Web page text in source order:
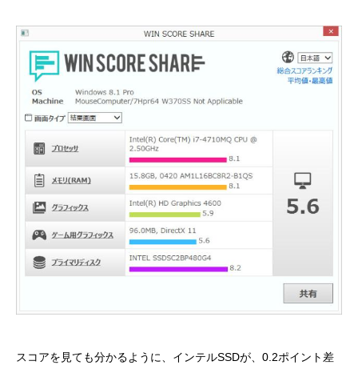
スコアを見ても分かるように、インテルSSDが、0.2ポイント差